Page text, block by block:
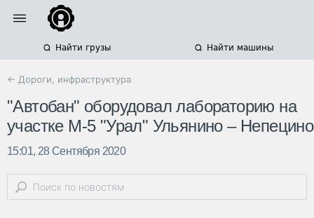
Найти грузы Найти машины
← Дороги, инфраструктура
"Автобан" оборудовал лабораторию на
участке М-5 "Урал" Ульянино – Непецино
15:01, 28 Сентября 2020